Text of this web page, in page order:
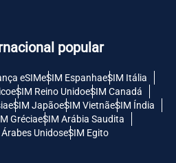
popular
eSIMeSIM EspanhaeSIM Itália
eSIM Reino UnidoeSIM Canadá
eSIM JapãoeSIM VietnãeSIM Índia
GréciaeSIM Arábia Saudita
UnidoseSIM Egito